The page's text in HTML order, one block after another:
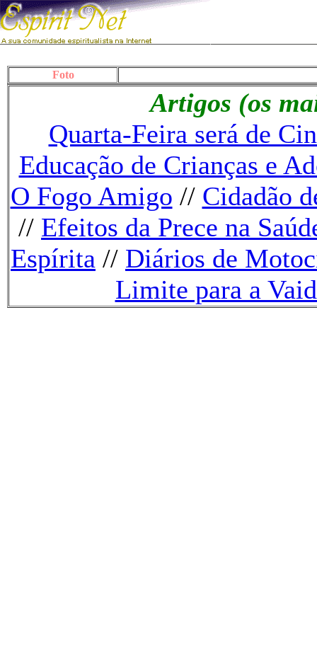
Foto
Artigos (os
Quarta-Feira será de
Educação de Crianças e
O Fogo Amigo // Cidadão
// Efeitos da Prece na
Espírita // Diários de
Limite para a